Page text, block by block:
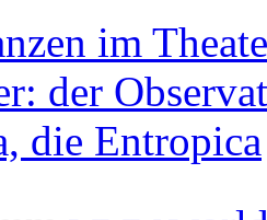
im
der
die Entropica